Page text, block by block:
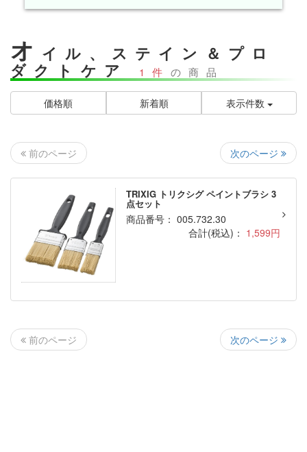
オ イル、ステイン＆プロ
ダクトケア 1件 の商品
価格順 新着順 表示件数
前のページ 次のページ
TRIXIG トリクシグ ペイントブラシ 3
点セット
商品番号： 005.732.30
合計(税込)： 1,599円
前のページ 次のページ